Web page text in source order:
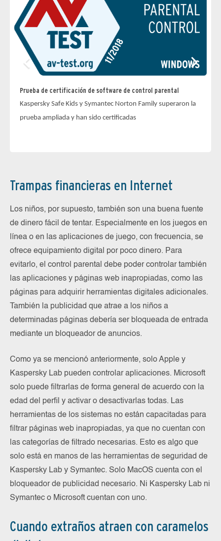
Prueba de certificación de software de control parental
Kaspersky Safe Kids y Symantec Norton Family superaron la
prueba ampliada y han sido certificadas
Trampas financieras en Internet
Los niños, por supuesto, también son una buena fuente
de dinero fácil de tentar. Especialmente en los juegos en
línea o en las aplicaciones de juego, con frecuencia, se
ofrece equipamiento digital por poco dinero. Para
evitarlo, el control parental debe poder controlar también
las aplicaciones y páginas web inapropiadas, como las
páginas para adquirir herramientas digitales adicionales.
También la publicidad que atrae a los niños a
determinadas páginas debería ser bloqueada de entrada
mediante un bloqueador de anuncios.
Como ya se mencionó anteriormente, solo Apple y
Kaspersky Lab pueden controlar aplicaciones. Microsoft
solo puede filtrarlas de forma general de acuerdo con la
edad del perfil y activar o desactivarlas todas. Las
herramientas de los sistemas no están capacitadas para
filtrar páginas web inapropiadas, ya que no cuentan con
las categorías de filtrado necesarias. Esto es algo que
solo está en manos de las herramientas de seguridad de
Kaspersky Lab y Symantec. Solo MacOS cuenta con el
bloqueador de publicidad necesario. Ni Kaspersky Lab ni
Symantec o Microsoft cuentan con uno.
Cuando extraños atraen con caramelos